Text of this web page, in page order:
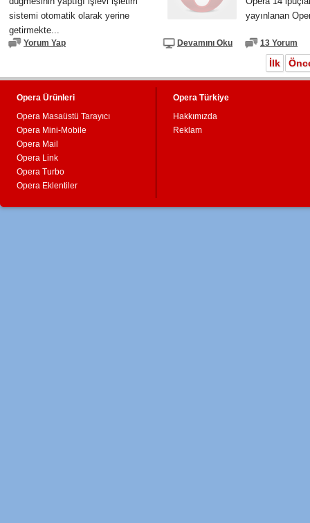
sistemi otomatik olarak yerine
getirmekte...
Yorum Yap Devamını Oku
yayınlanan
13 Yorum
İlk
Opera Ürünleri
Opera Masaüstü Tarayıcı
Opera Mini-Mobile
Opera Mail
Opera Link
Opera Turbo
Opera Eklentiler
Opera Türkiye
Hakkımızda
Reklam